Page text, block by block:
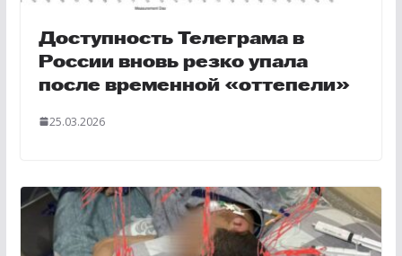
Доступность Телеграма в
России вновь резко упала
после временной «оттепели»
25.03.2026